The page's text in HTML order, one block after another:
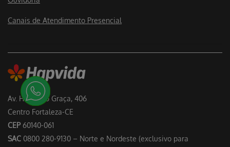
Av. Heráclito Graça, 406
Centro Fortaleza-CE
CEP60140-061
SAC 0800 280-9130 – Norte e Nordeste (exclusivo para
Canais de Atendimento Presencial